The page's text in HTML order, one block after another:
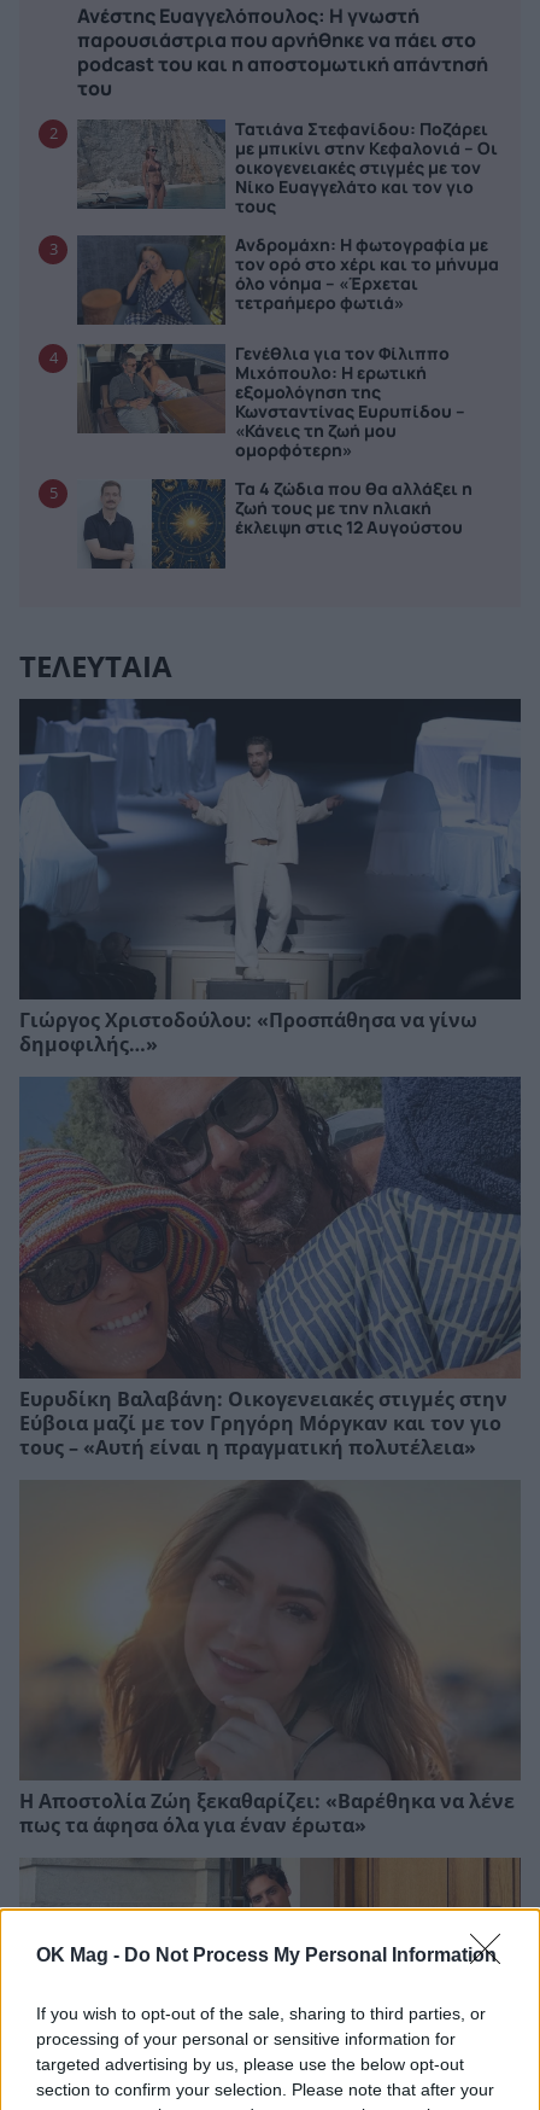
OK Mag - Do Not Process My Personal Information
If you wish to opt-out of the sale, sharing to third parties, or
processing of your personal or sensitive information for
targeted advertising by us, please use the below opt-out
section to confirm your selection. Please note that after your
Ανέστης Ευαγγελόπουλος: Η γνωστή
παρουσιάστρια που αρνήθηκε να πάει στο
podcast του και η αποστομωτική απάντησή
του
2
Τατιάνα Στεφανίδου: Ποζάρει
με μπικίνι στην Κεφαλονιά – Οι
οικογενειακές στιγμές με τον
Νίκο Ευαγγελάτο και τον γιο
τους
3
Ανδρομάχη: Η φωτογραφία με
τον ορό στο χέρι και το μήνυμα
όλο νόημα – «Έρχεται
τετραήμερο φωτιά»
4
Γενέθλια για τον Φίλιππο
Μιχόπουλο: Η ερωτική
εξομολόγηση της
Κωνσταντίνας Ευρυπίδου –
«Κάνεις τη ζωή μου
ομορφότερη»
5
Τα 4 ζώδια που θα αλλάξει η
ζωή τους με την ηλιακή
έκλειψη στις 12 Αυγούστου
ΤΕΛΕΥΤΑΙΑ
Γιώργος Χριστοδούλου: «Προσπάθησα να γίνω
δημοφιλής…»
Ευρυδίκη Βαλαβάνη: Οικογενειακές στιγμές στην
Εύβοια μαζί με τον Γρηγόρη Μόργκαν και τον γιο
τους – «Αυτή είναι η πραγματική πολυτέλεια»
Η Αποστολία Ζώη ξεκαθαρίζει: «Βαρέθηκα να λένε
πως τα άφησα όλα για έναν έρωτα»